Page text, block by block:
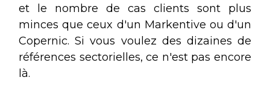
et le nombre de cas clients sont plus
minces que ceux d'un Markentive ou d'un
Copernic. Si vous voulez des dizaines de
références sectorielles, ce n'est pas encore
là.